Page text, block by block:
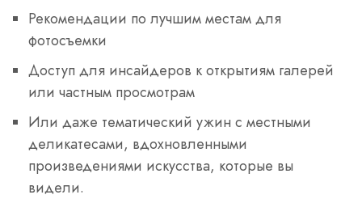
Рекомендации по лучшим местам для
фотосъемки
Доступ для инсайдеров к открытиям галерей
или частным просмотрам
Или даже тематический ужин с местными
деликатесами, вдохновленными
произведениями искусства, которые вы
видели.